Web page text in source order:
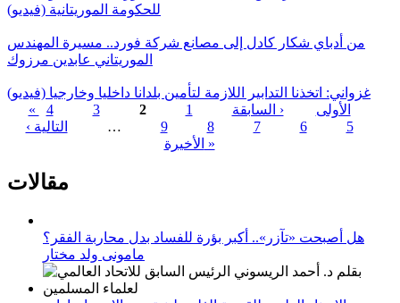
للحكومة الموريتانية (فيديو)
من أدباي شكار كادل إلى مصانع شركة فورد.. مسيرة المهندس
الموريتاني عابدين مرزوك
غزواني: اتخذنا التدابير اللازمة لتأمين بلدانا داخليا وخارجيا (فيديو)
الصفحات
« الأولى ‹ السابقة 1
2
3
4
5
6
7
8
9
…
التالية ›
الأخيرة »
مقالات
هل أصبحت «تآزر».. أكبر بؤرة للفساد بدل محاربة الفقر؟
مامونى ولد مختار